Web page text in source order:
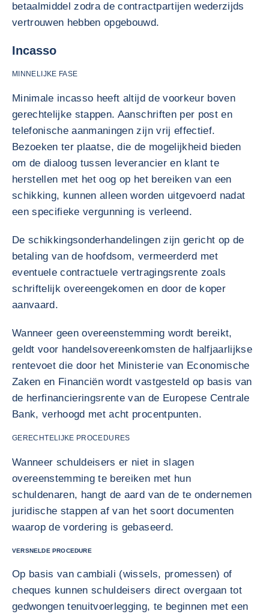
betaalmiddel zodra de contractpartijen wederzijds
vertrouwen hebben opgebouwd.
Incasso
MINNELIJKE FASE
Minimale incasso heeft altijd de voorkeur boven
gerechtelijke stappen. Aanschriften per post en
telefonische aanmaningen zijn vrij effectief.
Bezoeken ter plaatse, die de mogelijkheid bieden
om de dialoog tussen leverancier en klant te
herstellen met het oog op het bereiken van een
schikking, kunnen alleen worden uitgevoerd nadat
een specifieke vergunning is verleend.
De schikkingsonderhandelingen zijn gericht op de
betaling van de hoofdsom, vermeerderd met
eventuele contractuele vertragingsrente zoals
schriftelijk overeengekomen en door de koper
aanvaard.
Wanneer geen overeenstemming wordt bereikt,
geldt voor handelsovereenkomsten de halfjaarlijkse
rentevoet die door het Ministerie van Economische
Zaken en Financiën wordt vastgesteld op basis van
de herfinancieringsrente van de Europese Centrale
Bank, verhoogd met acht procentpunten.
GERECHTELIJKE PROCEDURES
Wanneer schuldeisers er niet in slagen
overeenstemming te bereiken met hun
schuldenaren, hangt de aard van de te ondernemen
juridische stappen af van het soort documenten
waarop de vordering is gebaseerd.
VERSNELDE PROCEDURE
Op basis van cambiali (wissels, promessen) of
cheques kunnen schuldeisers direct overgaan tot
gedwongen tenuitvoerlegging, te beginnen met een